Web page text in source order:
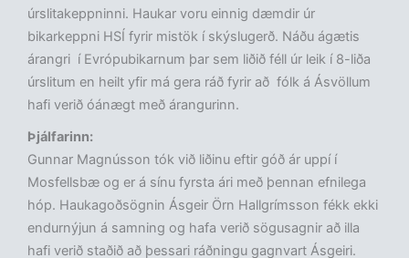
úrslitakeppninni. Haukar voru einnig dæmdir úr
bikarkeppni HSÍ fyrir mistök í skýslugerð. Náðu ágætis
árangri í Evrópubikarnum þar sem liðið féll úr leik í 8-liða
úrslitum en heilt yfir má gera ráð fyrir að fólk á Ásvöllum
hafi verið óánægt með árangurinn.
Þjálfarinn:
Gunnar Magnússon tók við liðinu eftir góð ár uppí í
Mosfellsbæ og er á sínu fyrsta ári með þennan efnilega
hóp. Haukagoðsögnin Ásgeir Örn Hallgrímsson fékk ekki
endurnýjun á samning og hafa verið sögusagnir að illa
hafi verið staðið að þessari ráðningu gagnvart Ásgeiri.